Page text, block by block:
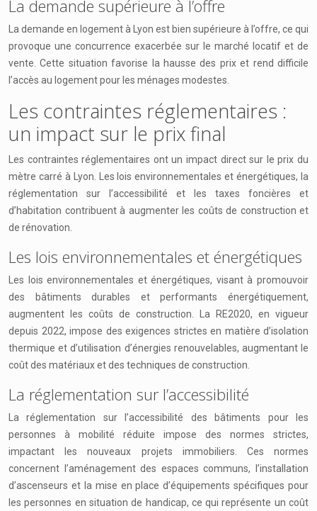
La demande supérieure à l’offre
La demande en logement à Lyon est bien supérieure à l’offre, ce qui
provoque une concurrence exacerbée sur le marché locatif et de
vente. Cette situation favorise la hausse des prix et rend difficile
l’accès au logement pour les ménages modestes.
Les contraintes réglementaires :
un impact sur le prix final
Les contraintes réglementaires ont un impact direct sur le prix du
mètre carré à Lyon. Les lois environnementales et énergétiques, la
réglementation sur l’accessibilité et les taxes foncières et
d’habitation contribuent à augmenter les coûts de construction et
de rénovation.
Les lois environnementales et énergétiques
Les lois environnementales et énergétiques, visant à promouvoir
des bâtiments durables et performants énergétiquement,
augmentent les coûts de construction. La RE2020, en vigueur
depuis 2022, impose des exigences strictes en matière d’isolation
thermique et d’utilisation d’énergies renouvelables, augmentant le
coût des matériaux et des techniques de construction.
La réglementation sur l’accessibilité
La réglementation sur l’accessibilité des bâtiments pour les
personnes à mobilité réduite impose des normes strictes,
impactant les nouveaux projets immobiliers. Ces normes
concernent l’aménagement des espaces communs, l’installation
d’ascenseurs et la mise en place d’équipements spécifiques pour
les personnes en situation de handicap, ce qui représente un coût